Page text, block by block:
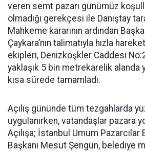
veren semt pazarı günümüz
olmadığı gerekçesi ile Danıştay
Mahkeme kararının ardından
Çaykara’nın talimatıyla hızla
ekipleri, Denizköşkler Caddesi
yaklaşık 5 bin metrekarelik alanda
kısa sürede tamamladı.
Açılış gününde tüm tezgahlarda
uygulanırken, vatandaşlar pazara
Açılışa; İstanbul Umum Pazarcılar
Başkanı Mesut Şengün, belediye